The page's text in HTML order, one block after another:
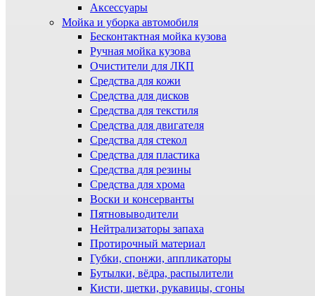
Аксессуары
Мойка и уборка автомобиля
Бесконтактная мойка кузова
Ручная мойка кузова
Очистители для ЛКП
Средства для кожи
Средства для дисков
Средства для текстиля
Средства для двигателя
Средства для стекол
Средства для пластика
Средства для резины
Средства для хрома
Воски и консерванты
Пятновыводители
Нейтрализаторы запаха
Протирочный материал
Губки, спонжи, аппликаторы
Бутылки, вёдра, распылители
Кисти, щетки, рукавицы, сгоны